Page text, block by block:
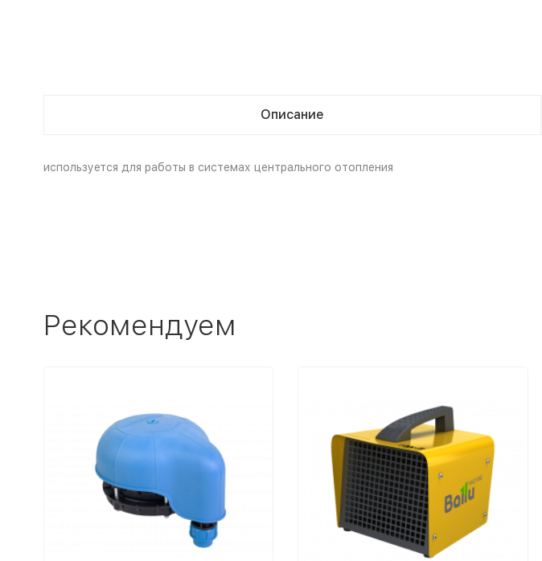
Описание
используется для работы в системах центрального отопления
Рекомендуем